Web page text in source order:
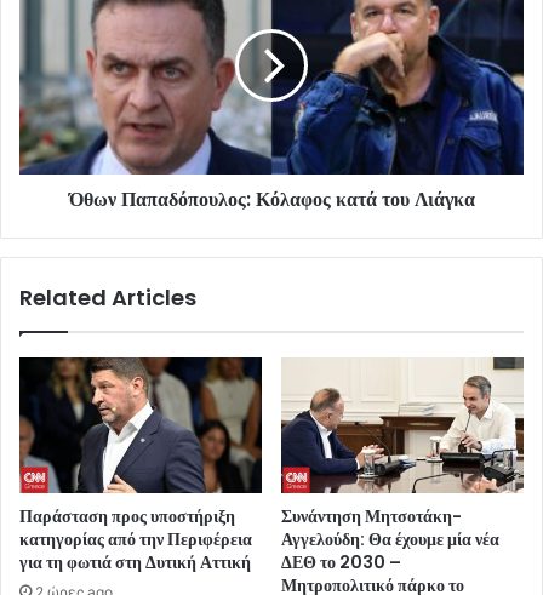
Όθων Παπαδόπουλος: Κόλαφος κατά του Λιάγκα
Related Articles
Παράσταση προς υποστήριξη
κατηγορίας από την Περιφέρεια
για τη φωτιά στη Δυτική Αττική
Συνάντηση Μητσοτάκη-
Αγγελούδη: Θα έχουμε μία νέα
ΔΕΘ το 2030 –
Μητροπολιτικό πάρκο το